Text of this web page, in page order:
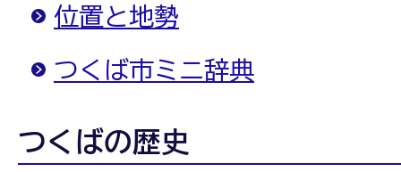
位置と地勢
つくば市ミニ辞典
つくばの歴史